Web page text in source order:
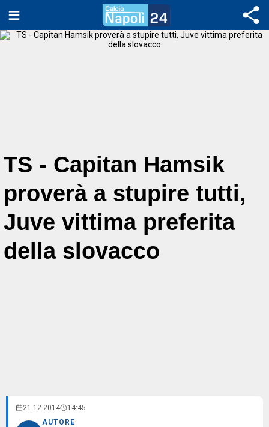
TS - Capitan Hamsik
proverà a stupire tutti,
Juve vittima preferita
della slovacco
21.12.2014 14:45
AUTORE